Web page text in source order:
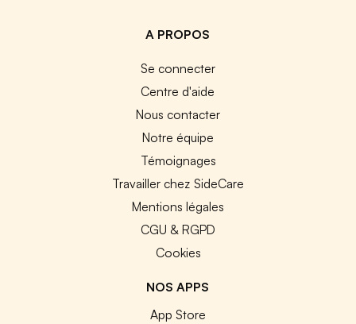
A PROPOS
Se connecter
Centre d'aide
Nous contacter
Notre équipe
Témoignages
Travailler chez SideCare
Mentions légales
CGU & RGPD
Cookies
NOS APPS
App Store